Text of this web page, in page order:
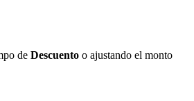
de Descuento o ajustando el monto